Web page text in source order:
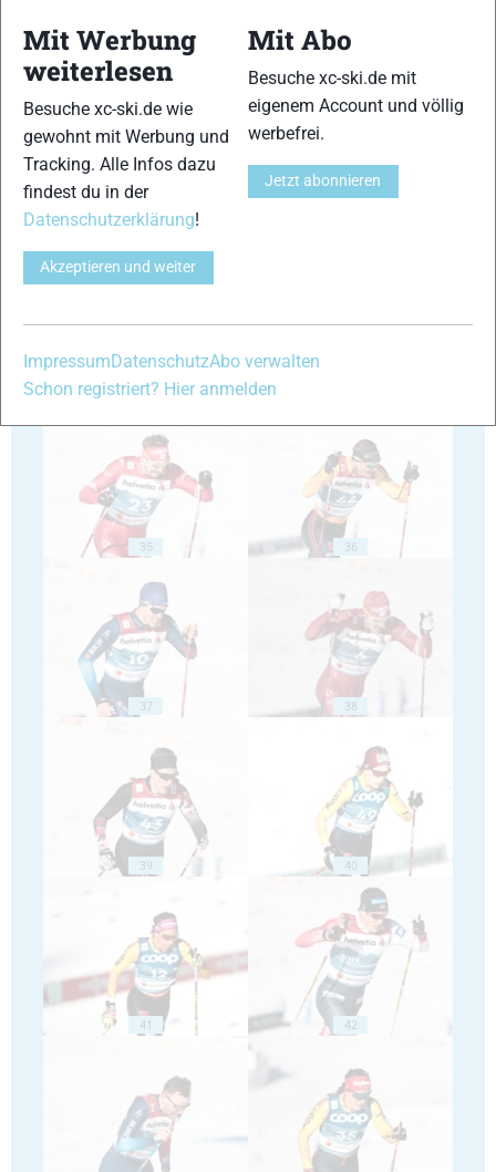
29 30
31
33
35 36
37 38
39 40
41 42
Mit Werbung
weiterlesen
Besuche xc-ski.de wie
gewohnt mit Werbung und
Tracking. Alle Infos dazu
findest du in der
Datenschutzerklärung!
Akzeptieren und weiter
Mit Abo
Besuche xc-ski.de mit
eigenem Account und völlig
werbefrei.
Jetzt abonnieren
Impressum DatenschutzAbo verwalten
Schon registriert? Hier anmelden